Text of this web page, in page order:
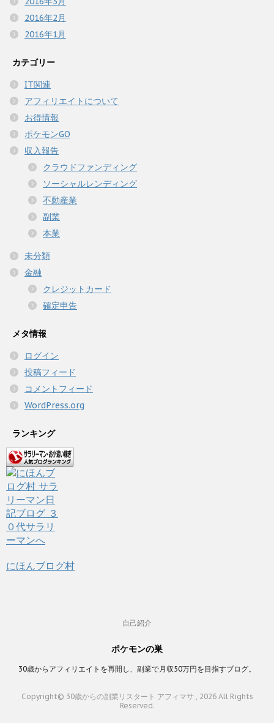
2016年2月
2016年1月
カテゴリー
IT関連
アフィリエイトについて
お得情報
ポケモンGO
収入報告
クラウドファンディング
ソーシャルレンディング
不動産業
副業
本業
未分類
金融
クレジットカード
確定申告
メタ情報
ログイン
投稿フィード
コメントフィード
WordPress.org
ランキング
にほんブログ村
自己紹介
ポケモンの巣
30歳からアフィリエイトを再開し、副業で月収50万円を目指すブログ。
Copyright© 30歳からの副業リスタート アフィマサ , 2026 All Rights
Reserved.